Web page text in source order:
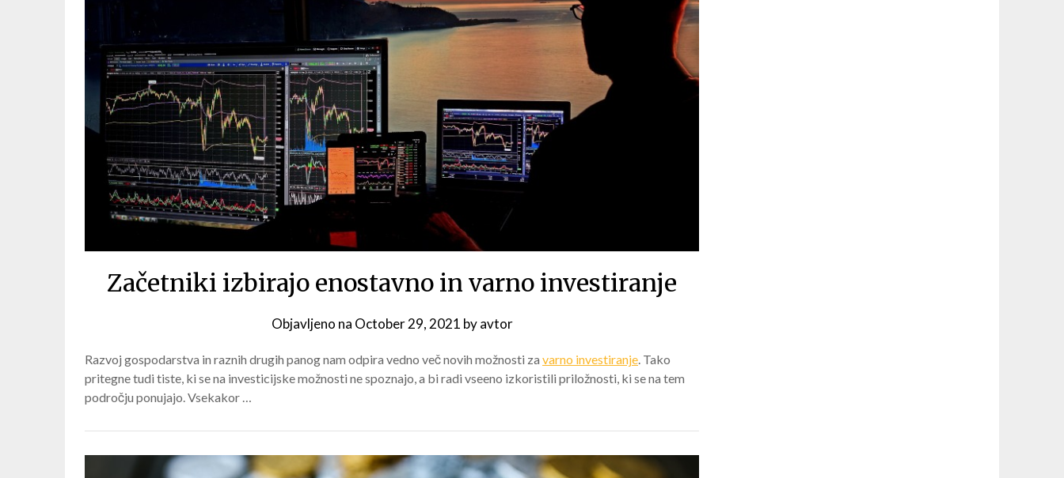
Začetniki izbirajo enostavno in varno investiranje
Objavljeno na October 29, 2021 byavtor
Razvoj gospodarstva in raznih drugih panog nam odpira vedno več novih možnosti za varno investiranje. Tako
pritegne tudi tiste, ki se na investicijske možnosti ne spoznajo, a bi radi vseeno izkoristili priložnosti, ki se na tem
področju ponujajo. Vsekakor …